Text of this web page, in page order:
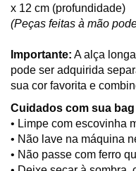
x 12 cm (profundidade)
(Peças feitas à mão
Importante: A alça
pode ser adquirida
sua cor favorita e
Cuidados com sua bag
• Limpe com escovinha
• Não lave na máquina
• Não passe com ferro